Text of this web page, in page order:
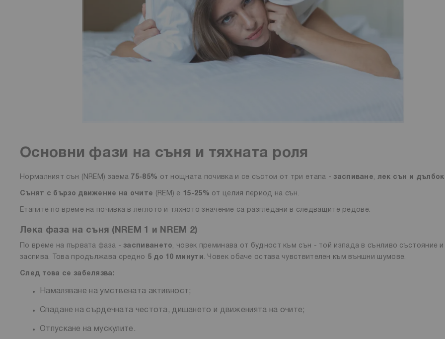
Основни фази на съня и тяхната роля
Нормалният сън (NREM) заема 75-85% от нощната почивка и се състои от три етапа - заспиване, лек сън и
Сънят с бързо движение на очите (REM) е 15-25% от целия период на сън.
Етапите по време на почивка в леглото и тяхното значение са разгледани в следващите редове.
Лека фаза на съня (NREM 1 и NREM 2)
По време на първата фаза - заспиването, човек преминава от будност към сън - той изпада в сънливо състояние и
заспива. Това продължава средно 5 до 10 минути . Човек обаче остава чувствителен към външни шумове.
След това се забелязва:
Намаляване на умствената активност;
Спадане на сърдечната честота, дишането и движенията на очите;
Отпускане на мускулите.